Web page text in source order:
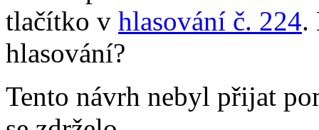
tlačítko v hlasování č. 224.
hlasování?
Tento návrh nebyl přijat